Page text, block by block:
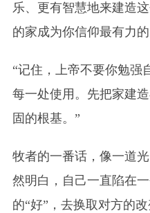
乐、更有智慧地来建造
的家成为你信仰最有力
“记住，上帝不要你勉强
每一处使用。先把家建
固的根基。”
牧者的一番话，像一道
然明白，自己一直陷在
的“好”，去换取对方的